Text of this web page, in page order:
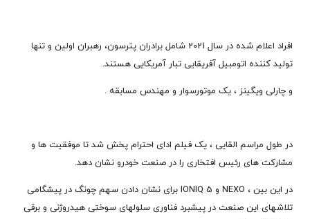
افراد اعلام شده در سال 2021 شامل برادران پترسون، رهبران اولین و تنها
تولید کننده اتومبیل آفریقایی تبار آمریکایی هستند.
و چارلی ویگینز ، یک موتورسوار و مهندس مسابقه .
در طول مراسم القایی ، یک فیلم ادای احترام پخش شد تا موفقیت ها و
مشارکت های رئیس افتخاری را در صنعت خودرو نشان دهد.
در این بین ، NEXO و IONIQ 5 برای نشان دادن سهم چونگ در پیشگامی
تلاشهای این صنعت در پیشبرد فناوری سلولهای سوختی هیدروژنی و برقی